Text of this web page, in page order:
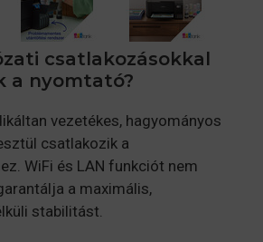
csatlakozásokkal
a nyomtató?
vezetékes, hagyományos
csatlakozik a
WiFi és LAN funkciót nem
a maximális,
stabilitást.